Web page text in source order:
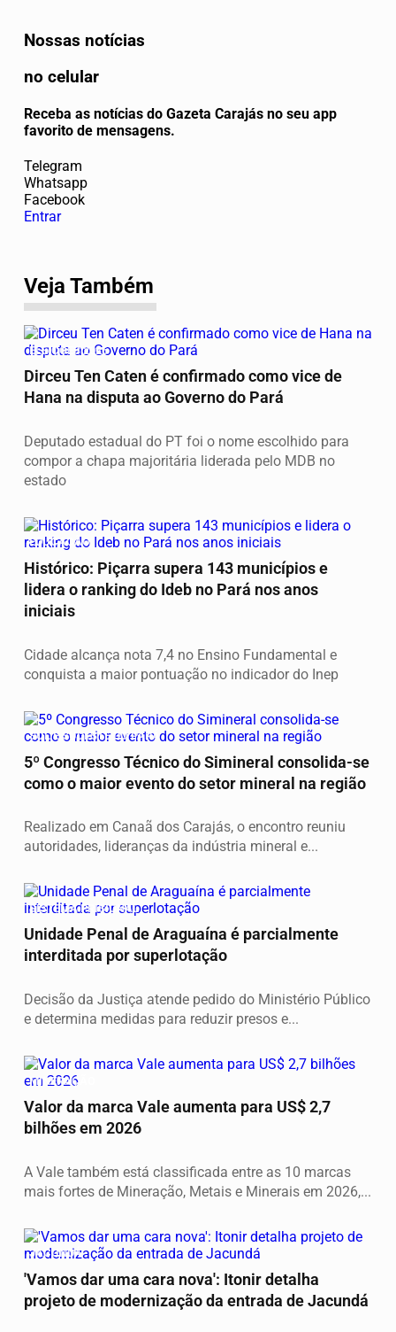
Nossas notícias
no celular
Receba as notícias do Gazeta Carajás no seu app
favorito de mensagens.
Telegram
Whatsapp
Facebook
Entrar
Veja Também
ELEIÇÕES 2026
Dirceu Ten Caten é confirmado como vice de
Hana na disputa ao Governo do Pará
Deputado estadual do PT foi o nome escolhido para
compor a chapa majoritária liderada pelo MDB no
estado
EDUCAÇÃO
Histórico: Piçarra supera 143 municípios e
lidera o ranking do Ideb no Pará nos anos
iniciais
Cidade alcança nota 7,4 no Ensino Fundamental e
conquista a maior pontuação no indicador do Inep
SUL E SUDESTE DO PARÁ
5º Congresso Técnico do Simineral consolida-se
como o maior evento do setor mineral na região
Realizado em Canaã dos Carajás, o encontro reuniu
autoridades, lideranças da indústria mineral e...
SISTEMA PRISIONAL
Unidade Penal de Araguaína é parcialmente
interditada por superlotação
Decisão da Justiça atende pedido do Ministério Público
e determina medidas para reduzir presos e...
MINERAÇÃO
Valor da marca Vale aumenta para US$ 2,7
bilhões em 2026
A Vale também está classificada entre as 10 marcas
mais fortes de Mineração, Metais e Minerais em 2026,...
JACUNDÁ
'Vamos dar uma cara nova': Itonir detalha
projeto de modernização da entrada de Jacundá